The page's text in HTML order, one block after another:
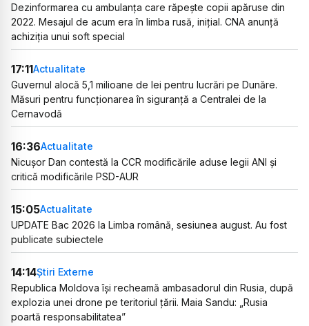
Dezinformarea cu ambulanța care răpește copii apăruse din
2022. Mesajul de acum era în limba rusă, inițial. CNA anunță
achiziția unui soft special
17:11Actualitate
Guvernul alocă 5,1 milioane de lei pentru lucrări pe Dunăre.
Măsuri pentru funcționarea în siguranță a Centralei de la
Cernavodă
16:36Actualitate
Nicușor Dan contestă la CCR modificările aduse legii ANI și
critică modificările PSD-AUR
15:05Actualitate
UPDATE Bac 2026 la Limba română, sesiunea august. Au fost
publicate subiectele
14:14Știri Externe
Republica Moldova își recheamă ambasadorul din Rusia, după
explozia unei drone pe teritoriul țării. Maia Sandu: „Rusia
poartă responsabilitatea”